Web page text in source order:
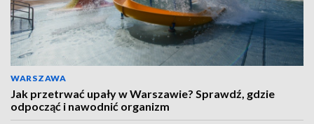
WARSZAWA
Jak przetrwać upały w Warszawie? Sprawdź, gdzie
odpocząć i nawodnić organizm